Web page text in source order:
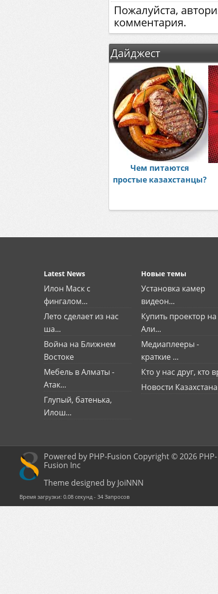
Пожалуйста,
комментария.
Дайджест
Чем питаются
простые казахстанцы?
Latest News
Илон Маск с
фингалом...
Лето сделает из нас
ша...
Война на Ближнем
Востоке
Мебель в Алматы -
Атак...
Глупый, батенька,
Илош...
Новые темы
Установка камер
видеон...
Купить проектор на
Али...
Медиаплееры -
краткие ...
Кто у нас друг, кто
Новости Казахстана
Powered by PHP-Fusion Copyright © 2026 PHP-
Fusion Inc
Theme designed by JoiNNN
Время загрузки: 0.08 секунд - 34 Запросов